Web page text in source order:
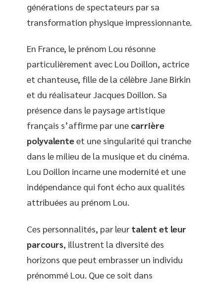
générations de spectateurs par sa
transformation physique impressionnante.
En France, le prénom Lou résonne
particulièrement avec Lou Doillon, actrice
et chanteuse, fille de la célèbre Jane Birkin
et du réalisateur Jacques Doillon. Sa
présence dans le paysage artistique
français s’affirme par une carrière
polyvalenteet une singularité qui tranche
dans le milieu de la musique et du cinéma.
Lou Doillon incarne une modernité et une
indépendance qui font écho aux qualités
attribuées au prénom Lou.
Ces personnalités, par leur talent et leur
parcours, illustrent la diversité des
horizons que peut embrasser un individu
prénommé Lou. Que ce soit dans